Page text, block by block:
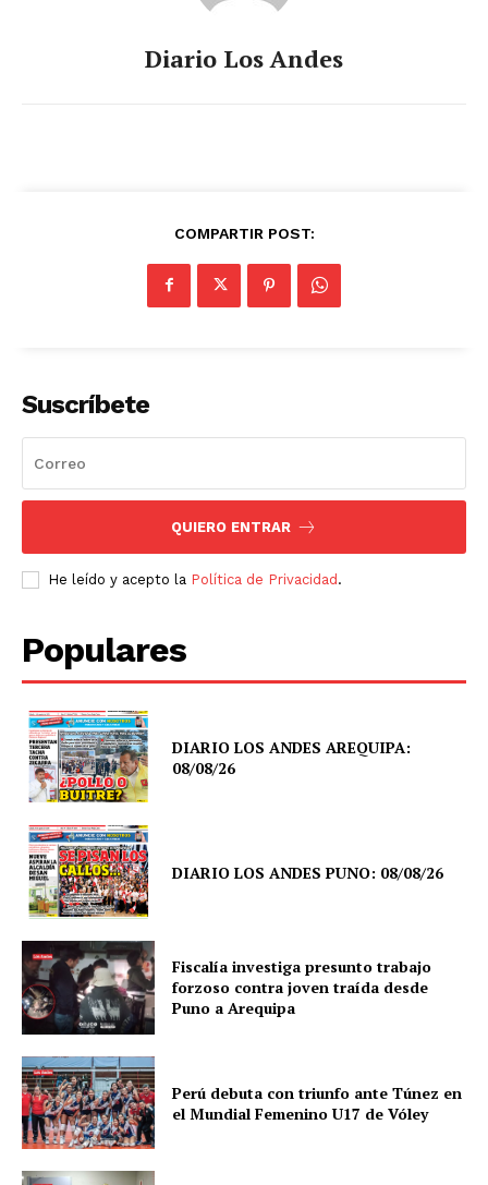
Diario Los Andes
COMPARTIR POST:
Suscríbete
QUIERO ENTRAR
He leído y acepto la Política de Privacidad.
Populares
DIARIO LOS ANDES AREQUIPA:
08/08/26
DIARIO LOS ANDES PUNO: 08/08/26
Fiscalía investiga presunto trabajo
forzoso contra joven traída desde
Puno a Arequipa
Perú debuta con triunfo ante Túnez en
el Mundial Femenino U17 de Vóley